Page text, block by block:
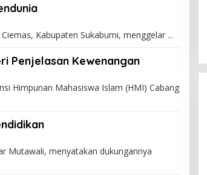
Kabupaten Sukabumi, menggelar
Penjelasan Kewenangan
Himpunan Mahasiswa Islam (HMI) Cabang
Mutawali, menyatakan dukungannya